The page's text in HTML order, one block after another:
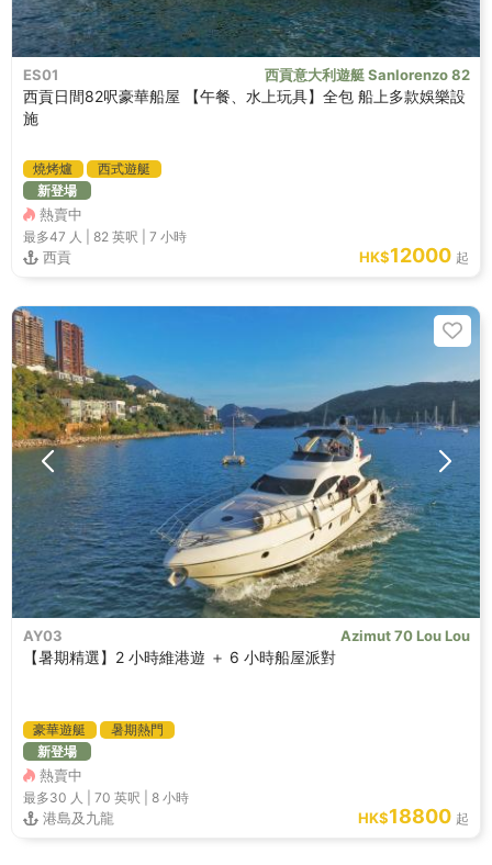
ES01 西貢意大利遊艇 Sanlorenzo 82
西貢日間82呎豪華船屋 【午餐、水上玩具】全包 船上多款娛樂設
施
燒烤爐
西式遊艇
新登場
熱賣中
最多47 人 | 82 英呎 7 小時
西貢 HK$12000 起
AY03 Azimut 70 Lou Lou
【暑期精選】2 小時維港遊 ＋ 6 小時船屋派對
豪華遊艇
暑期熱門
新登場
熱賣中
最多30 人 | 70 英呎 8 小時
港島及九龍 HK$18800 起